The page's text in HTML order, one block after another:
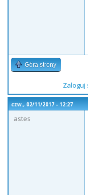
Góra strony
Zaloguj
czw., 02/11/2017 - 12:27
astes